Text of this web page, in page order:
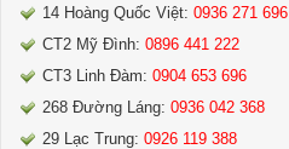
14 Hoàng Quốc Việt: 0936 271 696
CT2 Mỹ Đình: 0896 441 222
CT3 Linh Đàm: 0904 653 696
268 Đường Láng: 0936 042 368
29 Lạc Trung: 0926 119 388